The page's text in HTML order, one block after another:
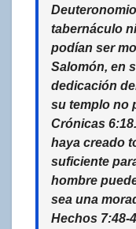
tabernáculo
podían ser
Salomón, en
dedicación
su templo no
Crónicas
haya creado
suficiente
hombre
sea una
Hechos 7:48-